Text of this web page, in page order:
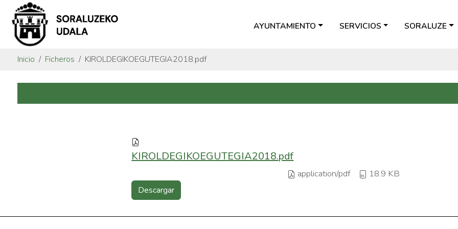
AYUNTAMIENTO SERVICIOS SORALUZE
Inicio Ficheros KIROLDEGIKOEGUTEGIA2018.pdf
KIROLDEGIKOEGUTEGIA2018.pdf
application/pdf 18.9 KB
Descargar